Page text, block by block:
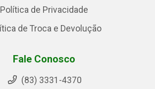
Política de Privacidade
de Troca e Devolução
Fale Conosco
(83) 3331-4370